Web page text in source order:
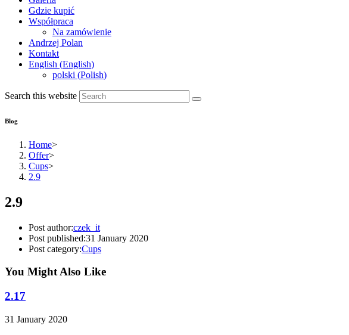
Gdzie kupić
Współpraca
Na zamówienie
Andrzej Polan
Kontakt
English (English)
polski (Polish)
Search this website
Blog
Home>
Offer>
Cups>
2.9
2.9
Post author:czek_it
Post published:31 January 2020
Post category:Cups
You Might Also Like
2.17
31 January 2020